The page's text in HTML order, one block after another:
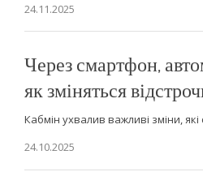
24.11.2025
Через смартфон,
як зміняться
Кабмін ухвалив важливі зміни,
24.10.2025